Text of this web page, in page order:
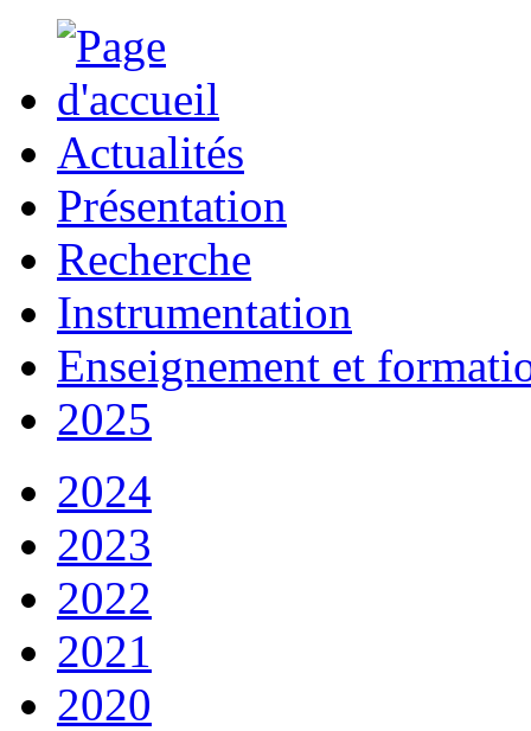
Actualités
Présentation
Recherche
Instrumentation
Enseignement et
2025
2024
2023
2022
2021
2020